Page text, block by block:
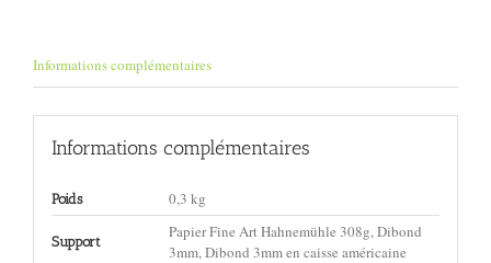
Informations complémentaires
Informations complémentaires
Poids 0,3 kg
Support
Papier Fine Art Hahnemühle 308g, Dibond
3mm, Dibond 3mm en caisse américaine